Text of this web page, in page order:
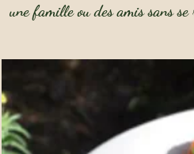
une famille ou des amis sans